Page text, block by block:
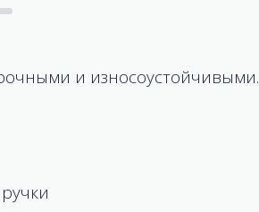
и износоустойчивыми.